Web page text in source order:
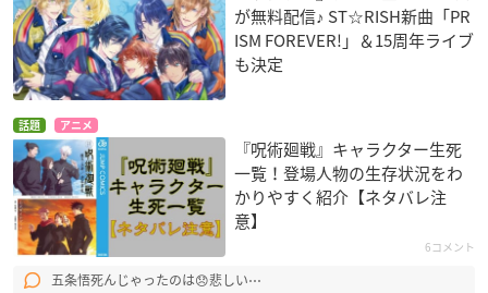
が無料配信♪ ST☆RISH新曲「PR
ISM FOREVER!」＆15周年ライブ
も決定
話題 アニメ
『呪術廻戦』キャラクター生死
一覧！登場人物の生存状況をわ
かりやすく紹介【ネタバレ注
意】
6コメント
五条悟死んじゃったのは😞悲しい⋯